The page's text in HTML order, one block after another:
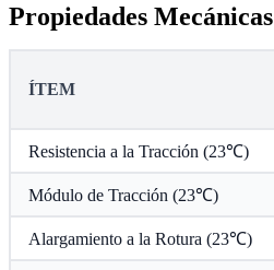
Propiedades Mecánicas
ÍTEM
Resistencia a la Tracción (23℃)
Módulo de Tracción (23℃)
Alargamiento a la Rotura (23℃)